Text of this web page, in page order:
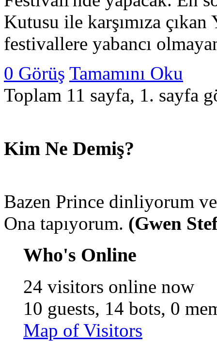
Kutusu ile karşımıza
festivallere yabancı
0 Görüş Tamamını Oku
Toplam 11 sayfa, 1. sayfa
Kim Ne Demiş?
Bazen Prince dinliyorum
Ona tapıyorum. (Gwen
Who's Online
24 visitors online now
10 guests, 14 bots, 0
Map of Visitors